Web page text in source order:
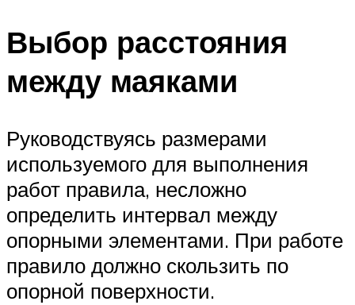
Выбор расстояния
между маяками
Руководствуясь размерами
используемого для выполнения
работ правила, несложно
определить интервал между
опорными элементами. При работе
правило должно скользить по
опорной поверхности.